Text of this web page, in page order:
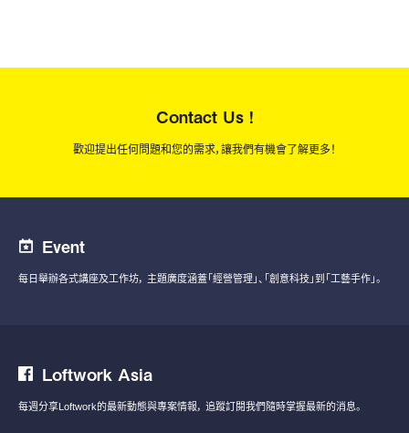
Contact Us !
歡迎提出任何問題和您的需求，讓我們有機會了解更多！
Event
每日舉辦各式講座及工作坊， 主題廣度涵蓋「經營管理」、「創意科技」到「工藝手作」。
Loftwork Asia
每週分享Loftwork的最新動態與專案情報， 追蹤訂閱我們隨時掌握最新的消息。